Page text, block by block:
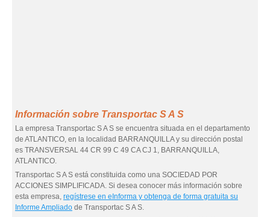
Información sobre Transportac S A S
La empresa Transportac S A S se encuentra situada en el departamento
de ATLANTICO, en la localidad BARRANQUILLA y su dirección postal
es TRANSVERSAL 44 CR 99 C 49 CA CJ 1, BARRANQUILLA,
ATLANTICO.
Transportac S A S está constituida como una SOCIEDAD POR
ACCIONES SIMPLIFICADA. Si desea conocer más información sobre
esta empresa, regístrese en eInforma y obtenga de forma gratuita su
Informe Ampliado de Transportac S A S.